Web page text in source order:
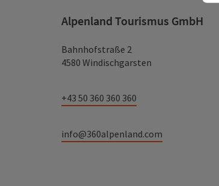
Alpenland Tourismus GmbH
Bahnhofstraße 2
4580 Windischgarsten
+43 50 360 360 360
info@360alpenland.com